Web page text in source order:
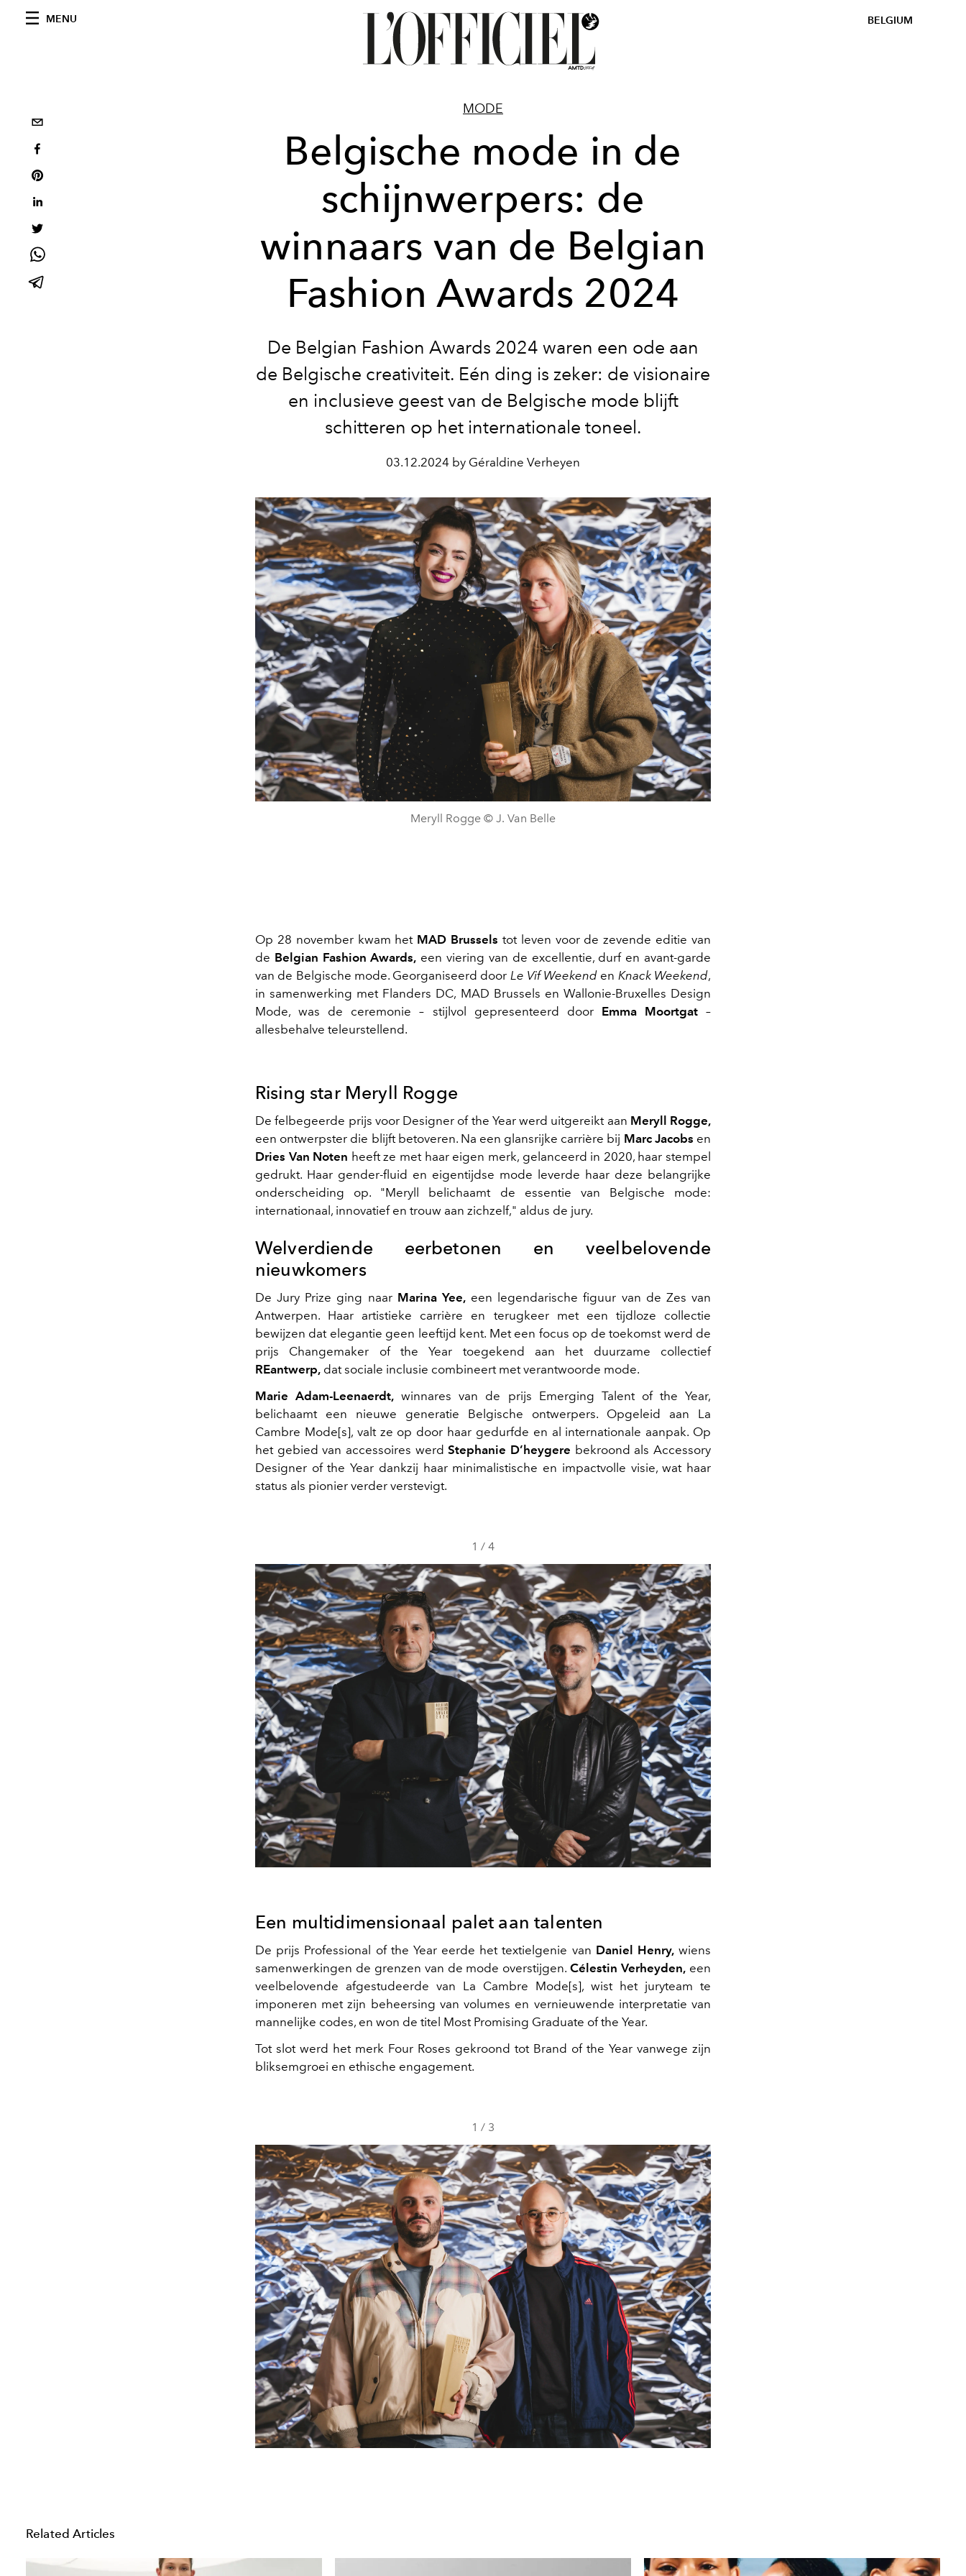
MENU BELGIUM
MODE
Belgische mode in de
schijnwerpers: de
winnaars van de Belgian
Fashion Awards 2024
De Belgian Fashion Awards 2024 waren een ode aan
de Belgische creativiteit. Eén ding is zeker: de visionaire
en inclusieve geest van de Belgische mode blijft
schitteren op het internationale toneel.
03.12.2024 by Géraldine Verheyen
Meryll Rogge © J. Van Belle
Op 28 november kwam het MAD Brussels tot leven voor de zevende editie van
de Belgian Fashion Awards, een viering van de excellentie, durf en avant-garde
van de Belgische mode. Georganiseerd door Le Vif Weekend en Knack Weekend,
in samenwerking met Flanders DC, MAD Brussels en Wallonie-Bruxelles Design
Mode, was de ceremonie – stijlvol gepresenteerd door Emma Moortgat–
allesbehalve teleurstellend.
Rising star Meryll Rogge
De felbegeerde prijs voor Designer of the Year werd uitgereikt aan Meryll Rogge,
een ontwerpster die blijft betoveren. Na een glansrijke carrière bij Marc Jacobs en
Dries Van Noten heeft ze met haar eigen merk, gelanceerd in 2020, haar stempel
gedrukt. Haar gender-fluid en eigentijdse mode leverde haar deze belangrijke
onderscheiding op. "Meryll belichaamt de essentie van Belgische mode:
internationaal, innovatief en trouw aan zichzelf," aldus de jury.
Welverdiende eerbetonen en veelbelovende
nieuwkomers
De Jury Prize ging naar Marina Yee,een legendarische figuur van de Zes van
Antwerpen. Haar artistieke carrière en terugkeer met een tijdloze collectie
bewijzen dat elegantie geen leeftijd kent. Met een focus op de toekomst werd de
prijs Changemaker of the Year toegekend aan het duurzame collectief
REantwerp, dat sociale inclusie combineert met verantwoorde mode.
Marie Adam-Leenaerdt, winnares van de prijs Emerging Talent of the Year,
belichaamt een nieuwe generatie Belgische ontwerpers. Opgeleid aan La
Cambre Mode[s], valt ze op door haar gedurfde en al internationale aanpak. Op
het gebied van accessoires werdStephanie D’heygere bekroond als Accessory
Designer of the Year dankzij haar minimalistische en impactvolle visie, wat haar
status als pionier verder verstevigt.
1 / 4
Een multidimensionaal palet aan talenten
De prijs Professional of the Year eerde het textielgenie van Daniel Henry,wiens
samenwerkingen de grenzen van de mode overstijgen.Célestin Verheyden, een
veelbelovende afgestudeerde van La Cambre Mode[s], wist het juryteam te
imponeren met zijn beheersing van volumes en vernieuwende interpretatie van
mannelijke codes, en won de titel Most Promising Graduate of the Year.
Tot slot werd het merk Four Roses gekroond tot Brand of the Year vanwege zijn
bliksemgroei en ethische engagement.
1 / 3
Related Articles